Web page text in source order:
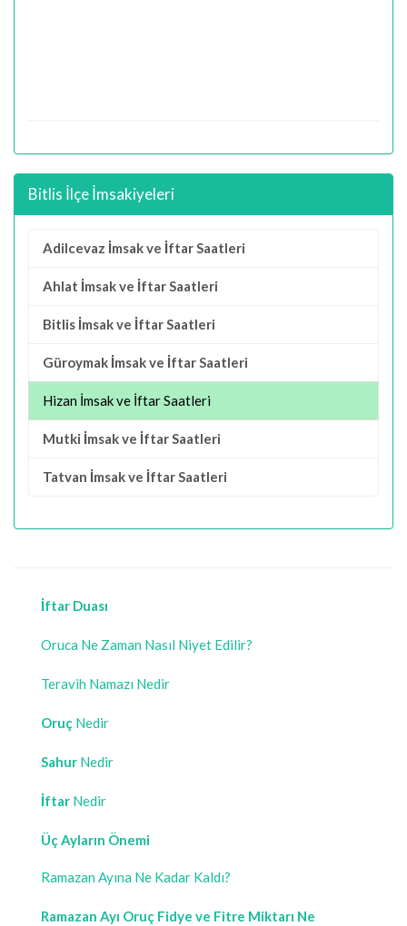
Bitlis İlçe İmsakiyeleri
Adilcevaz İmsak ve İftar Saatleri
Ahlat İmsak ve İftar Saatleri
Bitlis İmsak ve İftar Saatleri
Güroymak İmsak ve İftar Saatleri
Hizan İmsak ve İftar Saatleri
Mutki İmsak ve İftar Saatleri
Tatvan İmsak ve İftar Saatleri
İftar Duası
Oruca Ne Zaman Nasıl Niyet Edilir?
Teravih Namazı Nedir
Oruç Nedir
Sahur Nedir
İftar Nedir
Üç Ayların Önemi
Ramazan Ayına Ne Kadar Kaldı?
Ramazan Ayı Oruç Fidye ve Fitre Miktarı Ne